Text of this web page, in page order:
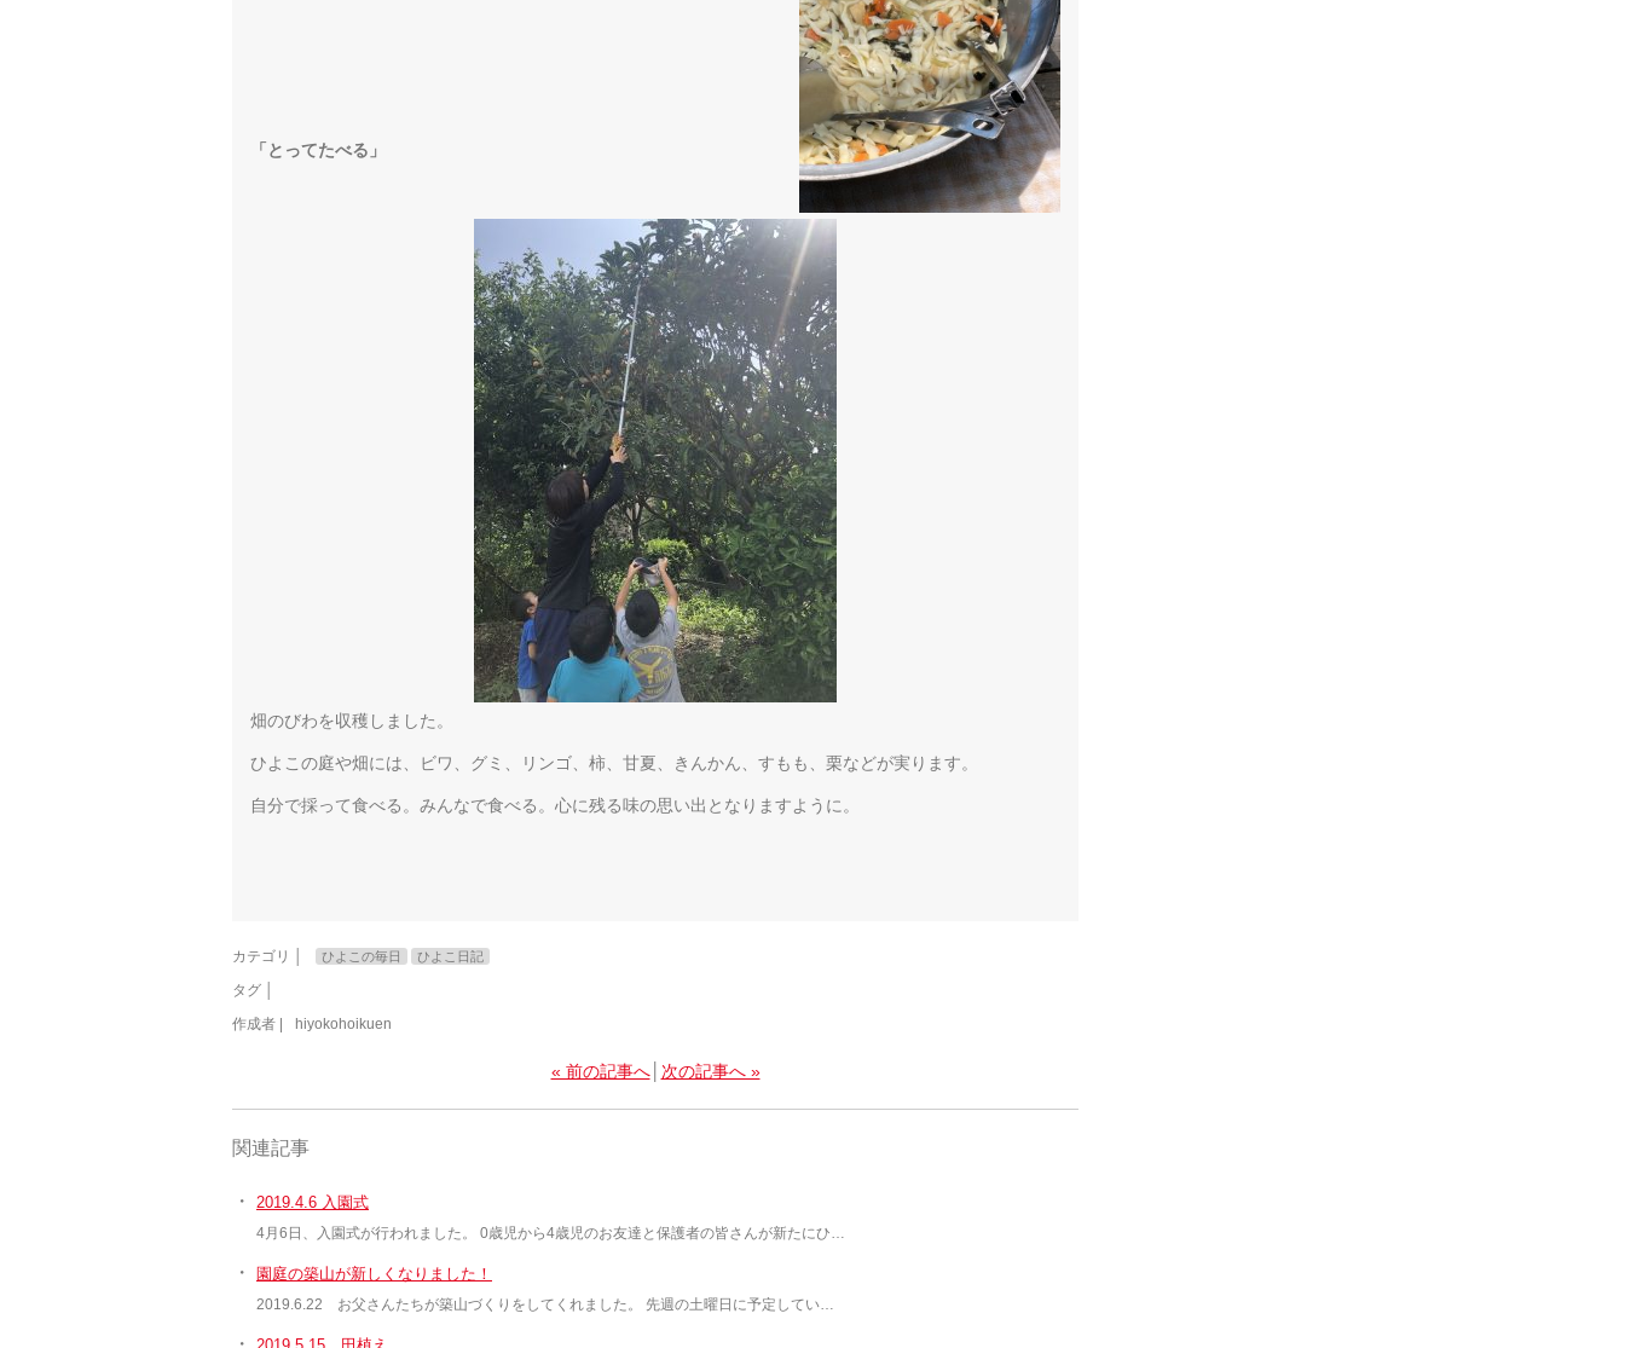
「とってたべる」
畑のびわを収穫しました。
ひよこの庭や畑には、ビワ、グミ、リンゴ、柿、甘夏、きんかん、すもも、栗などが実ります。
自分で採って食べる。みんなで食べる。心に残る味の思い出となりますように。
カテゴリ │ ひよこの毎日 ひよこ日記
タグ │
作成者 |
hiyokohoikuen
« 前の記事へ│ 次の記事へ »
関連記事
・ 2019.4.6 入園式
4月6日、入園式が行われました。 0歳児から4歳児のお友達と保護者の皆さんが新たにひ…
・ 園庭の築山が新しくなりました！
2019.6.22 お父さんたちが築山づくりをしてくれました。 先週の土曜日に予定してい…
・